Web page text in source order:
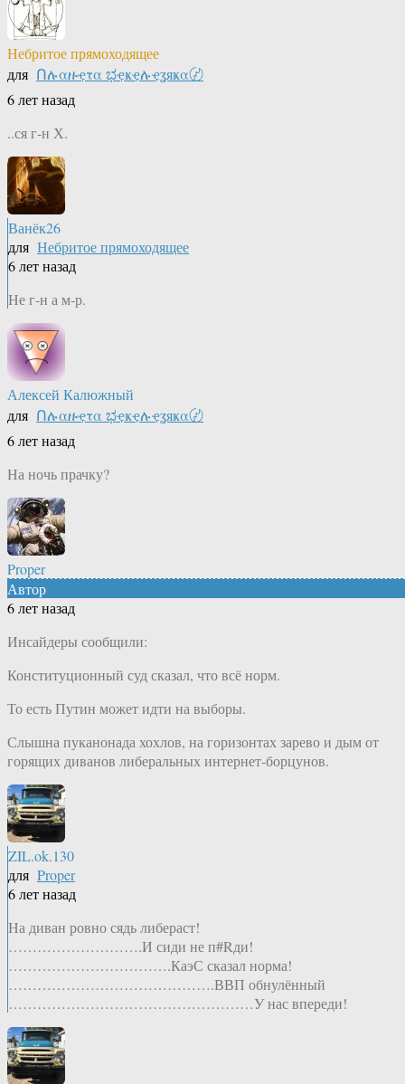
Небритое прямоходящее
для Ոሉαዙҿτα ಭҿҝҿሉҿʓяҝα〄
6 лет назад
..ся г-н Х.
Ванёк26
для Небритое прямоходящее
6 лет назад
Не г-н а м-р.
Алексей Калюжный
для Ոሉαዙҿτα ಭҿҝҿሉҿʓяҝα〄
6 лет назад
На ночь прачку?
Proper
Автор
6 лет назад
Инсайдеры сообщили:
Конституционный суд сказал, что всё норм.
То есть Путин может идти на выборы.
Слышна пуканонада хохлов, на горизонтах зарево и дым от
горящих диванов либеральных интернет-борцунов.
ZIL.ok.130
для Proper
6 лет назад
На диван ровно сядь либераст!
……………………….И сиди не п#Rди!
…………………………….КаэС сказал норма!
…………………………………….ВВП обнулённый
……………………………………………У нас впереди!